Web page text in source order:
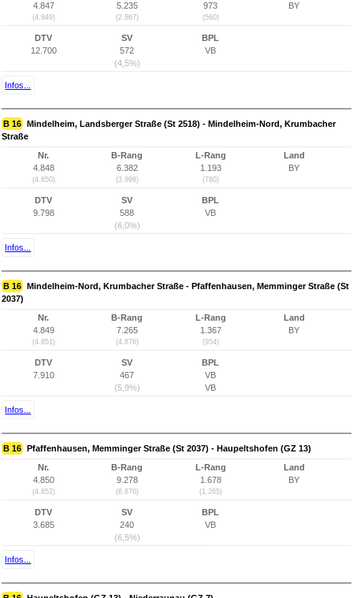
4.847
(4.849)
5.235
(2.867)
973
(560)
BY
DTV
12.700
SV
572
(4,5%)
BPL
VB
Infos...
B 16 Mindelheim, Landsberger Straße (St 2518) - Mindelheim-Nord, Krumbacher
Straße
Nr.
4.848
(4.850)
B-Rang
6.382
(3.998)
L-Rang
1.193
(780)
Land
BY
DTV
9.798
SV
588
(6,0%)
BPL
VB
Infos...
B 16 Mindelheim-Nord, Krumbacher Straße - Pfaffenhausen, Memminger Straße (St
2037)
Nr.
4.849
(4.851)
B-Rang
7.265
(4.876)
L-Rang
1.367
(954)
Land
BY
DTV
7.910
SV
467
(5,9%)
BPL
VB
VB
Infos...
B 16 Pfaffenhausen, Memminger Straße (St 2037) - Haupeltshofen (GZ 13)
Nr.
4.850
(4.852)
B-Rang
9.278
(6.876)
L-Rang
1.678
(1.265)
Land
BY
DTV
3.685
SV
240
(6,5%)
BPL
VB
Infos...